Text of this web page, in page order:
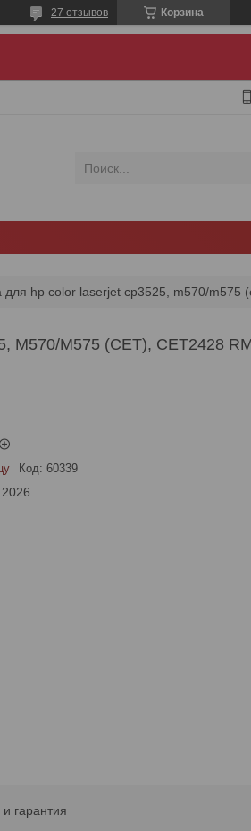
Корзина
27 отзывов
M575 (CET), CET2428
Код: 60339
2026
гарантия